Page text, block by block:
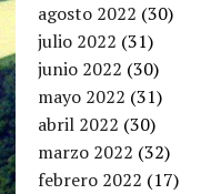
agosto 2022 (30)
julio 2022 (31)
junio 2022 (30)
mayo 2022 (31)
abril 2022 (30)
marzo 2022 (32)
febrero 2022 (17)